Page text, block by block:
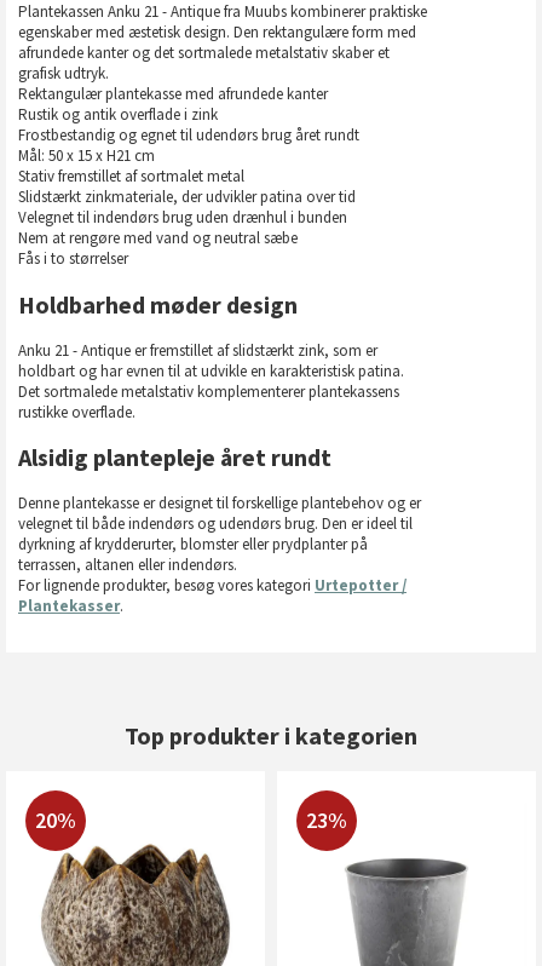
Plantekassen Anku 21 - Antique fra Muubs kombinerer praktiske
egenskaber med æstetisk design. Den rektangulære form med
afrundede kanter og det sortmalede metalstativ skaber et
grafisk udtryk.
Rektangulær plantekasse med afrundede kanter
Rustik og antik overflade i zink
Frostbestandig og egnet til udendørs brug året rundt
Mål: 50 x 15 x H21 cm
Stativ fremstillet af sortmalet metal
Slidstærkt zinkmateriale, der udvikler patina over tid
Velegnet til indendørs brug uden drænhul i bunden
Nem at rengøre med vand og neutral sæbe
Fås i to størrelser
Holdbarhed møder design
Anku 21 - Antique er fremstillet af slidstærkt zink, som er
holdbart og har evnen til at udvikle en karakteristisk patina.
Det sortmalede metalstativ komplementerer plantekassens
rustikke overflade.
Alsidig plantepleje året rundt
Denne plantekasse er designet til forskellige plantebehov og er
velegnet til både indendørs og udendørs brug. Den er ideel til
dyrkning af krydderurter, blomster eller prydplanter på
terrassen, altanen eller indendørs.
For lignende produkter, besøg vores kategori Urtepotter /
Plantekasser.
Top produkter i kategorien
20% 23%